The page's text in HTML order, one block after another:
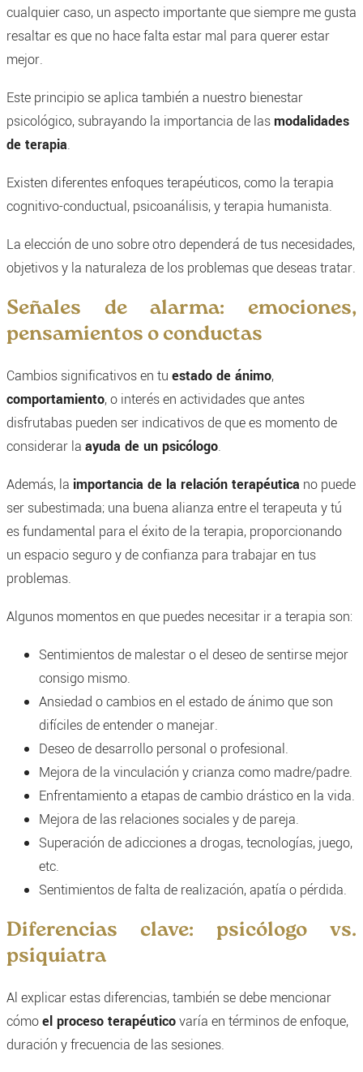
cualquier caso, un aspecto importante que siempre me gusta
resaltar es que no hace falta estar mal para querer estar
mejor.
Este principio se aplica también a nuestro bienestar
psicológico, subrayando la importancia de lasmodalidades
de terapia.
Existen diferentes enfoques terapéuticos, como la terapia
cognitivo-conductual, psicoanálisis, y terapia humanista.
La elección de uno sobre otro dependerá de tus necesidades,
objetivos y la naturaleza de los problemas que deseas tratar.
Señales de alarma: emociones,
pensamientos o conductas
Cambios significativos en tu estado de ánimo,
comportamiento, o interés en actividades que antes
disfrutabas pueden ser indicativos de que es momento de
considerar la ayuda de un psicólogo.
Además, la importancia de la relación terapéutica no puede
ser subestimada; una buena alianza entre el terapeuta y tú
es fundamental para el éxito de la terapia, proporcionando
un espacio seguro y de confianza para trabajar en tus
problemas.
Algunos momentos en que puedes necesitar ir a terapia son:
Sentimientos de malestar o el deseo de sentirse mejor
consigo mismo.
Ansiedad o cambios en el estado de ánimo que son
difíciles de entender o manejar.
Deseo de desarrollo personal o profesional.
Mejora de la vinculación y crianza como madre/padre.
Enfrentamiento a etapas de cambio drástico en la vida.
Mejora de las relaciones sociales y de pareja.
Superación de adicciones a drogas, tecnologías, juego,
etc.
Sentimientos de falta de realización, apatía o pérdida.
Diferencias clave: psicólogo vs.
psiquiatra
Al explicar estas diferencias, también se debe mencionar
cómoel proceso terapéuticovaría en términos de enfoque,
duración y frecuencia de las sesiones.